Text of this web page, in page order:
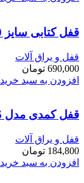
قفل کتابی سایز 90 سه کلید ایساتیس ISATIS
قفل و یراق آلات
690,000 تومان
افزودن به سبد خرید
قفل کمدی مدل TT-2106 تندیس
قفل و یراق آلات
184,800 تومان
افزودن به سبد خرید